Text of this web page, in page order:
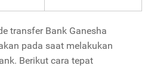
transfer Bank Ganesha
pada saat melakukan
Berikut cara tepat